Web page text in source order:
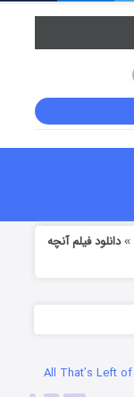
»دانلود فیلم آنچه